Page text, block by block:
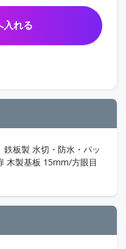
入れる
鉄板製 水切・防水・パッ
木製基板 15mm/方眼目